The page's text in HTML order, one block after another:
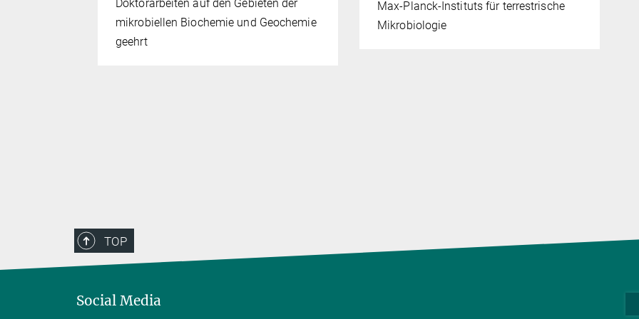
Doktorarbeiten auf den Gebieten der
mikrobiellen Biochemie und Geochemie
geehrt
Max-Planck-Instituts für terrestrische
Mikrobiologie
TOP
Social Media